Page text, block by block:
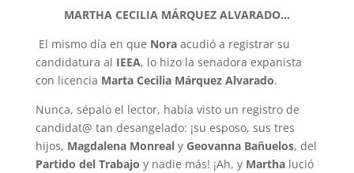
MARTHA CECILIA MÁRQUEZ ALVARADO...
El mismo día en que Nora acudió a registrar su
candidatura al IEEA, lo hizo la senadora expanista
con licencia Marta Cecilia Márquez Alvarado.
Nunca, sépalo el lector, había visto un registro de
candidat@ tan desangelado: ¡su esposo, sus tres
hijos, Magdalena Monreal y Geovanna Bañuelos, del
Partido del Trabajo y nadie más! ¡Ah, y Martha lució